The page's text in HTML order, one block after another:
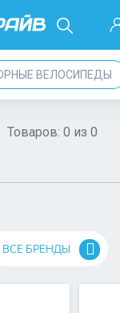
ВЕЛОСИПЕДЫ
Товаров: 0 из 0
ВСЕ БРЕНДЫ